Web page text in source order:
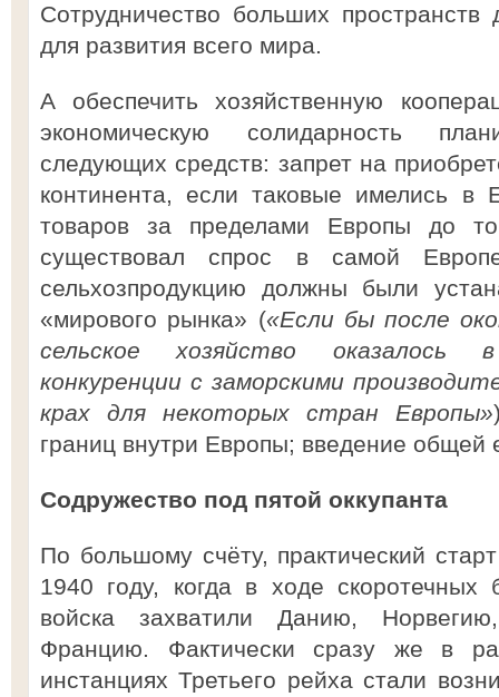
Сотрудничество больших
для развития всего мира.
А обеспечить хозяйственную
экономическую солидарность
следующих средств: запрет на
континента, если таковые имелись в
товаров за пределами Европы до
существовал спрос в самой
сельхозпродукцию должны были
«мирового рынка» («Если бы после
сельское хозяйство оказалось
конкуренции с заморскими
крах для некоторых стран Европы»
границ внутри Европы; введение общей
Содружество под пятой оккупанта
По большому счёту, практический
1940 году, когда в ходе скоротечных
войска захватили Данию,
Францию. Фактически сразу же в
инстанциях Третьего рейха стали